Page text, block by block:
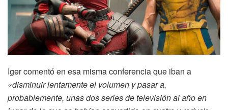
Iger comentó en esa misma conferencia que iban a
«disminuir lentamente el volumen y pasar a,
probablemente, unas dos series de televisión al año en